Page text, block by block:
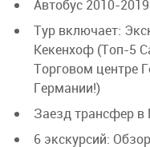
по Амстердаму
площадь,
Королевский
Дополнительная
Амстердама» (по
фотографии
опоясали город и
Шоппинг в
скидки 30-70%.
Автобус 2010-
Тур включает:
Кекенхоф (Топ-5
Торговом центре
Германии!)
Заезд трансфер
6 экскурсий: